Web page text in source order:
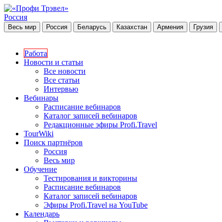
Россия
Весь мир Россия Беларусь Казахстан Армения Грузия
Работа
Новости и статьи
Все новости
Все статьи
Интервью
Вебинары
Расписание вебинаров
Каталог записей вебинаров
Редакционные эфиры Profi.Travel
TourWiki
Поиск партнёров
Россия
Весь мир
Обучение
Тестирования и викторины
Расписание вебинаров
Каталог записей вебинаров
Эфиры Profi.Travel на YouTube
Календарь